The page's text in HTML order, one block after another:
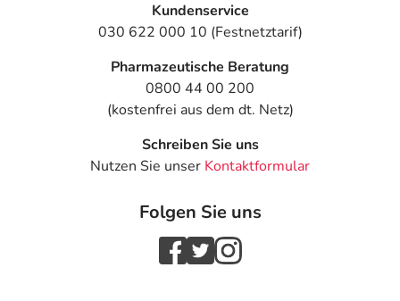
Kundenservice
030 622 000 10 (Festnetztarif)
Pharmazeutische Beratung
0800 44 00 200
(kostenfrei aus dem dt. Netz)
Schreiben Sie uns
Nutzen Sie unser Kontaktformular
Folgen Sie uns